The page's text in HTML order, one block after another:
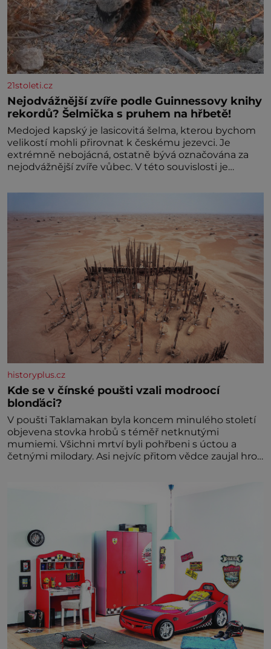
21stoleti.cz
Nejodvážnější zvíře podle Guinnessovy knihy
rekordů? Šelmička s pruhem na hřbetě!
Medojed kapský je lasicovitá šelma, kterou bychom
velikostí mohli přirovnat k českému jezevci. Je
extrémně nebojácná, ostatně bývá označována za
nejodvážnější zvíře vůbec. V této souvislosti je
historyplus.cz
Kde se v čínské poušti vzali modroocí
blonďáci?
V poušti Taklamakan byla koncem minulého století
objevena stovka hrobů s téměř netknutými
mumiemi. Všichni mrtví byli pohřbeni s úctou a
četnými milodary. Asi nejvíc přitom vědce zaujal hrob
dávných lidí nesmírně dobře zachovalá, přičítají
odborníci zdejším klimatickým podmínkám. Sucho,